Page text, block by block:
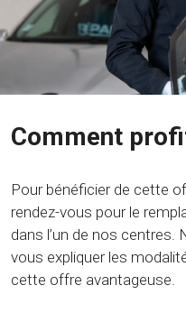
Comment
Pour bénéficier de cette
rendez-vous pour le
dans l’un de nos
vous expliquer les
cette offre avantageuse.